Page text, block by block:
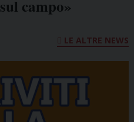
campo»
LE ALTRE NEWS